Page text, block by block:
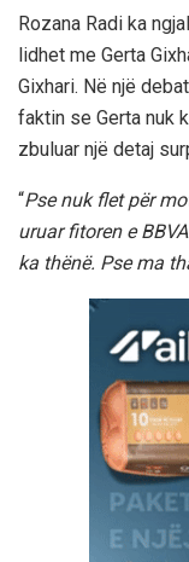
Rozana Radi ka
lidhet me Gerta
Gixhari. Në një
faktin se Gerta nuk
zbuluar një detaj
“Pse nuk flet për
uruar fitoren e
ka thënë. Pse ma